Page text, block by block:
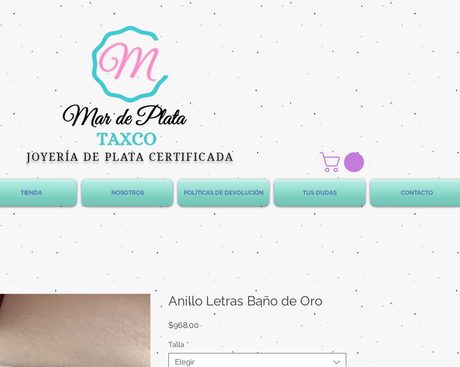
JOYERÍA DE PLATA CERTIFICADA
TIENDA NOSOTROS POLÍTICAS DE DEVOLUCIÓN TUS DUDAS CONTACTO
Anillo Letras Baño de Oro
$968.00 Precio
Talla *
Elegir